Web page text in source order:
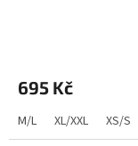
695 Kč
M/L XL/XXL XS/S